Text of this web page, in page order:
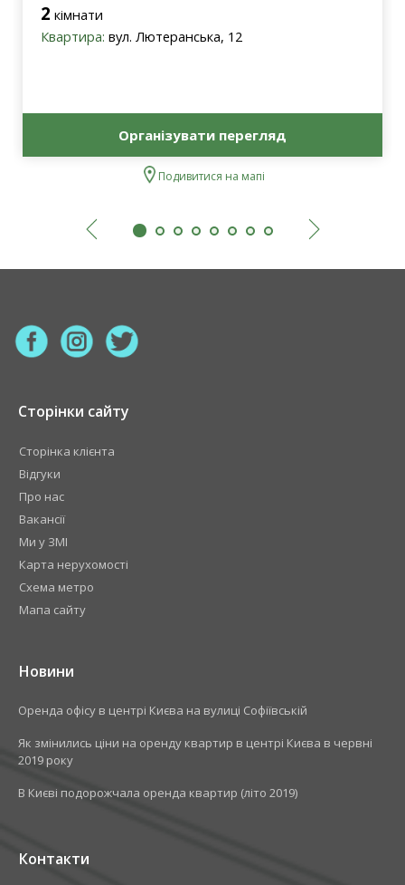
2 кімнати
Квартира: вул. Лютеранська, 12
Організувати перегляд
Подивитися на мапі
Сторінки сайту
Сторінка клієнта
Відгуки
Про нас
Вакансії
Ми у ЗМІ
Карта нерухомості
Схема метро
Мапа сайту
Новини
​Оренда офісу в центрі Києва на вулиці Софіївській
Як змінились ціни на оренду квартир в центрі Києва в червні
2019 року
В Києві подорожчала оренда квартир (літо 2019)
Контакти